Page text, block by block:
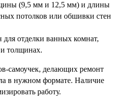
(9,5 мм и 12,5 мм) и длины
потолков или обшивки стен
отделки ванных комнат,
толщинах.
самоучек, делающих ремонт
в нужном формате. Наличие
работу.